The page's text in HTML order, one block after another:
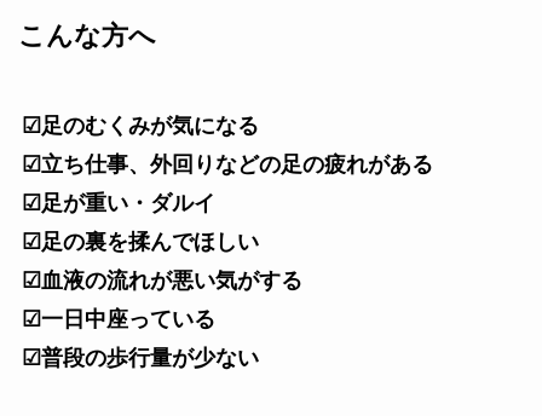
こんな方へ
☑足のむくみが気になる
☑立ち仕事、外回りなどの足の疲れがある
☑足が重い・ダルイ
☑足の裏を揉んでほしい
☑血液の流れが悪い気がする
☑一日中座っている
☑普段の歩行量が少ない